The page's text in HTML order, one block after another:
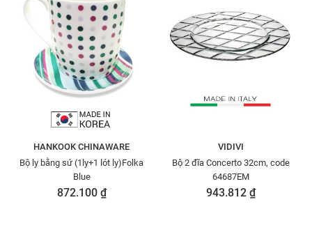
HANKOOK CHINAWARE
Bộ ly bằng sứ (1ly+1 lót ly)Folka
Blue
872.100 ₫
VIDIVI
Bộ 2 đĩa Concerto 32cm, code
64687EM
943.812 ₫